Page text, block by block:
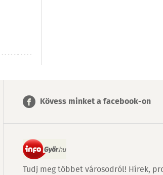
Kövess minket a facebook-on
Tudj meg többet városodról! Hírek,